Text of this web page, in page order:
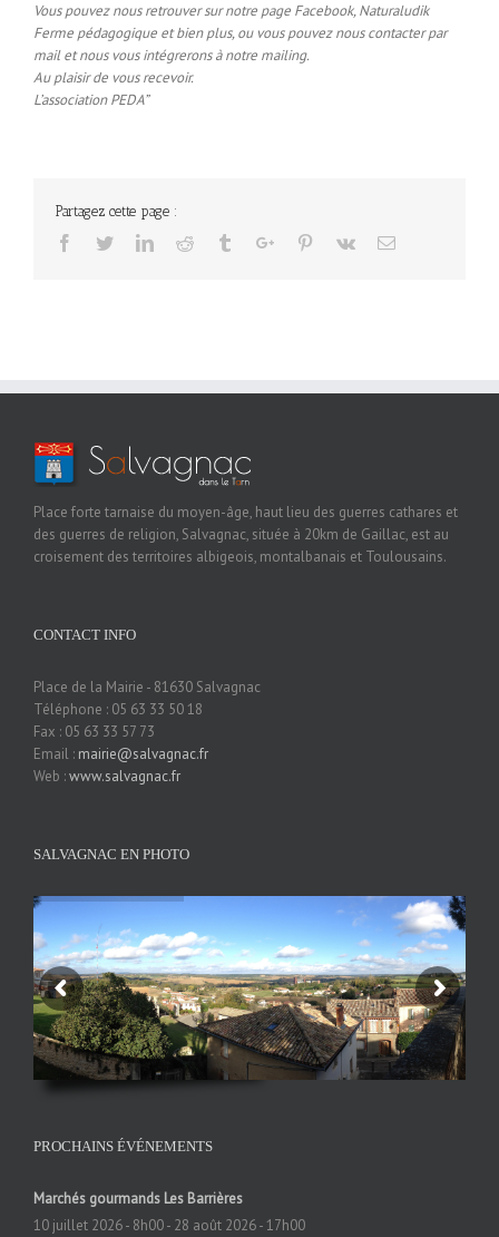
Vous pouvez nous retrouver sur notre page Facebook, Naturaludik
Ferme pédagogique et bien plus, ou vous pouvez nous contacter par
mail et nous vous intégrerons à notre mailing.
Au plaisir de vous recevoir.
L’association PEDA”
Partagez cette page :
Facebook
TwitterLinkedinReddit TumblrGoogle+Pinterest
Vk Email
Place forte tarnaise du moyen-âge, haut lieu des guerres cathares et
des guerres de religion, Salvagnac, située à 20km de Gaillac, est au
croisement des territoires albigeois, montalbanais et Toulousains.
CONTACT INFO
Place de la Mairie - 81630 Salvagnac
Téléphone : 05 63 33 50 18
Fax : 05 63 33 57 73
Email : mairie@salvagnac.fr
Web :www.salvagnac.fr
SALVAGNAC EN PHOTO
PROCHAINS ÉVÉNEMENTS
Marchés gourmands Les Barrières
10 juillet 2026 - 8h00- 28 août 2026 - 17h00